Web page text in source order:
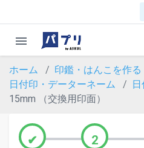
menu
ホーム 印鑑・はんこを作る
日付印・データーネーム
15mm （交換用印面）